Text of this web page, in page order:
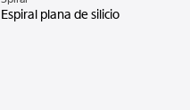
Espiral plana de silicio